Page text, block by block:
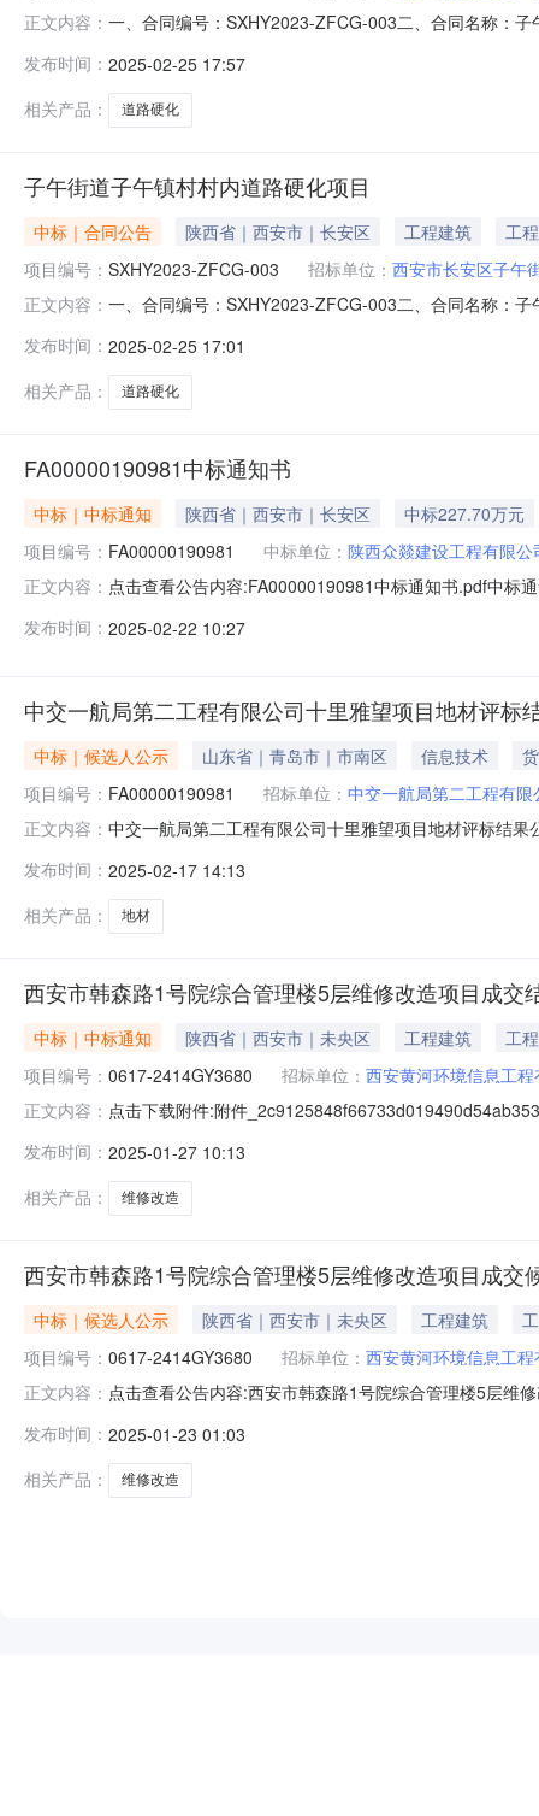
正文内容： 一、合同编号：SXHY2023-ZFCG-003二、合同名称：
长安区子午大道绿地城DK1-7座608室联系方式：
发布时间： 2025-02-25 17:57
相关产品：
道路硬化
子午街道子午镇村村内道路硬化项目
中标｜合同公告 陕西省｜西安市｜长安区 工程建筑
工程
项目编号： SXHY2023-ZFCG-003 招标单位： 西安市长安区子午
正文内容： 一、合同编号：SXHY2023-ZFCG-003二、合同名称：
西安市长安区子午大道绿地城DK1-7座608室联系方式：
发布时间： 2025-02-25 17:01
相关产品：
道路硬化
FA00000190981中标通知书
中标｜中标通知 陕西省｜西安市｜长安区
中标227.70万元
项目编号： FA00000190981 中标单位： 陕西众燚建设工程有限公
正文内容： 点击查看公告内容:FA00000190981中标通知书.pdf中标
日内到（指定地点：西安十里雅望项目会议室）与买方
发布时间： 2025-02-22 10:27
中交一航局第二工程有限公司十里雅望项目地材评标
中标｜候选人公示 山东省｜青岛市｜市南区 信息技术
项目编号： FA00000190981 招标单位： 中交一航局第二工程有限
正文内容： 中交一航局第二工程有限公司十里雅望项目地材评标结
投标。2025年2月16日在中交集团供应链管理信息系统
过严肃认真的评审
发布时间： 2025-02-17 14:13
相关产品：
地材
西安市韩森路1号院综合管理楼5层维修改造项目成交
中标｜中标通知 陕西省｜西安市｜未央区 工程建筑
工程
项目编号： 0617-2414GY3680 招标单位： 西安黄河环境信息工
正文内容： 点击下载附件:附件
为西安黄河环境信息工程有限公司市场发展部。四、联
发布时间： 2025-01-27 10:13
相关产品：
维修改造
西安市韩森路1号院综合管理楼5层维修改造项目成交
中标｜候选人公示 陕西省｜西安市｜未央区 工程建筑
项目编号： 0617-2414GY3680 招标单位： 西安黄河环境信息工
正文内容： 点击查看公告内容:西安市韩森路1号院综合管理楼5层维
燚建设工程有限公司，投标报价：115.136831万元，质
发布时间： 2025-01-23 01:03
相关产品：
维修改造